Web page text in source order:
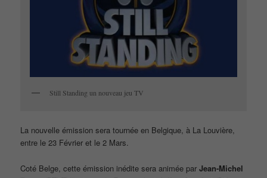
Still Standing un nouveau jeu TV
La nouvelle émission sera tournée en Belgique, à La Louvière,
entre le 23 Février et le 2 Mars.
Coté Belge, cette émission inédite sera animée parJean-Michel